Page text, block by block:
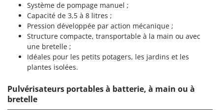
Système de pompage manuel ;
Capacité de 3,5 à 8 litres ;
Pression développée par action mécanique ;
Structure compacte, transportable à la main ou avec
une bretelle ;
Idéales pour les petits potagers, les jardins et les
plantes isolées.
Pulvérisateurs portables à batterie, à main ou à
bretelle